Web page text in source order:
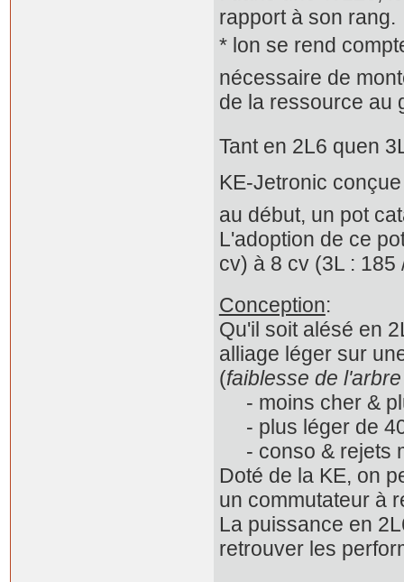
rapport à son rang.
* lon se rend
nécessaire de
de la ressource au
Tant en 2L6 quen
KE-Jetronic
au début, un pot
L'adoption de ce
cv) à 8 cv (3L : 185
Conception:
Qu'il soit alésé en
alliage léger sur
(faiblesse de
- moins cher &
- plus léger de
- conso & rejets
Doté de la KE, on
un commutateur à
La puissance en
retrouver les